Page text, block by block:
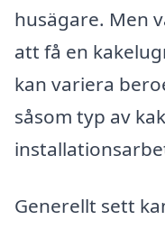
husägare. Men
att få en
kan variera
såsom typ av
Generellt sett